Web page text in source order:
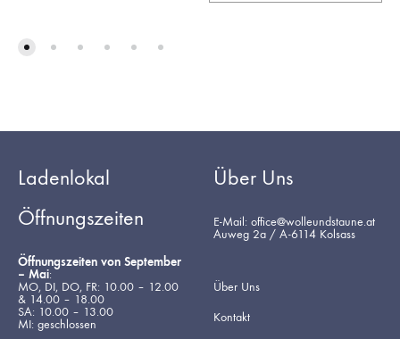
Ladenlokal
Öffnungszeiten
Öffnungszeiten von September
– Mai:
MO, DI, DO, FR: 10.00 – 12.00
& 14.00 – 18.00
SA: 10.00 – 13.00
MI: geschlossen
Über Uns
E-Mail: office@wolleundstaune.at
Auweg 2a / A-6114 Kolsass
Über Uns
Kontakt